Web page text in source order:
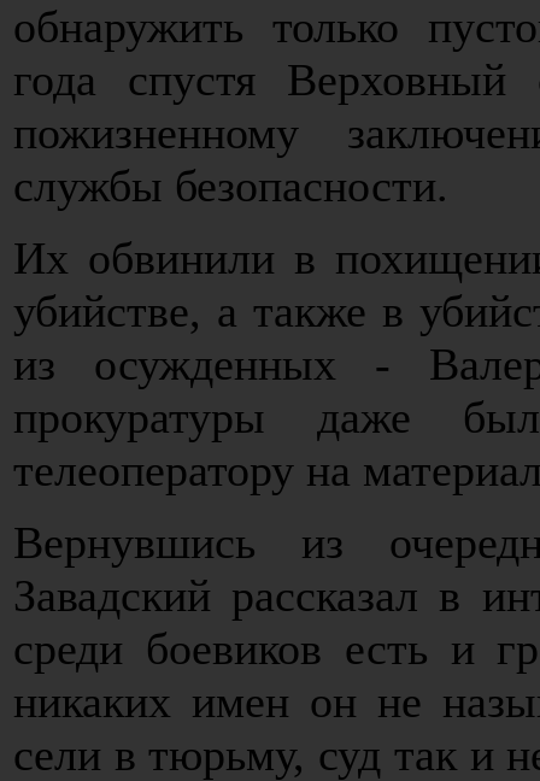
обнаружить только
года спустя Верховный
пожизненному
службы безопасности.
Их обвинили в
убийстве, а также в
из осужденных -
прокуратуры даже
телеоператору на
Вернувшись из
Завадский рассказал в
среди боевиков есть и
никаких имен он не
сели в тюрьму, суд так и